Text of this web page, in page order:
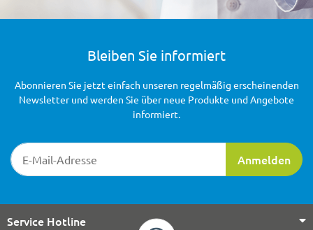
Bleiben Sie informiert
Newsletter-Registrierung
Anmelden
Abonnieren Sie jetzt einfach unseren regelmäßig erscheinenden
Newsletter und werden Sie über neue Produkte und Angebote
informiert.
Service Hotline